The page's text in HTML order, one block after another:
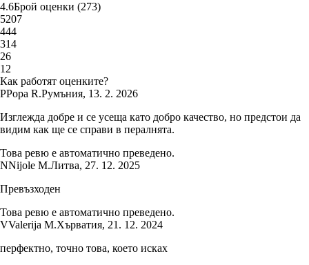
4.6Брой оценки (273)
5207
444
314
26
12
Как работят оценките?
PPopa R.Румъния, 13. 2. 2026
Изглежда добре и се усеща като добро качество, но предстои да
видим как ще се справи в пералнята.
Това ревю е автоматично преведено.
NNijole M.Литва, 27. 12. 2025
Превъзходен
Това ревю е автоматично преведено.
VValerija M.Хърватия, 21. 12. 2024
перфектно, точно това, което исках